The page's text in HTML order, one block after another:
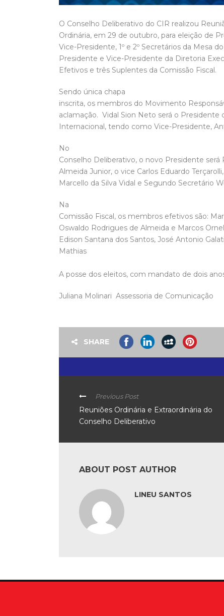
O Conselho Deliberativo do CIR realizou
Ordinária, em 29 de outubro, para eleição de
Vice-Presidente, 1º e 2º Secretários da Mesa
Presidente e Vice-Presidente da Diretoria
Efetivos e três Suplentes da Comissão Fiscal.
Sendo única chapa
inscrita, os membros do Movimento
aclamação. Vidal Sion Neto será o Presidente
Internacional, tendo como Vice-Presidente,
No
Conselho Deliberativo, o novo Presidente será
Almeida Junior, o vice Carlos Eduardo
Marcello da Silva Vidal e Segundo Secretário
Na
Comissão Fiscal, os membros efetivos são:
Oswaldo Rodrigues de Almeida e Marcos
Edison Santana dos Santos, José Antonio
Mathias
A posse dos eleitos, com mandato de dois
Juliana Molinari  Assessoria de Comunicação
SHARE
Previous Post
Reuniões Ordinária e Extraordinária do
Conselho Deliberativo
ABOUT POST AUTHOR
LINEU SANTOS